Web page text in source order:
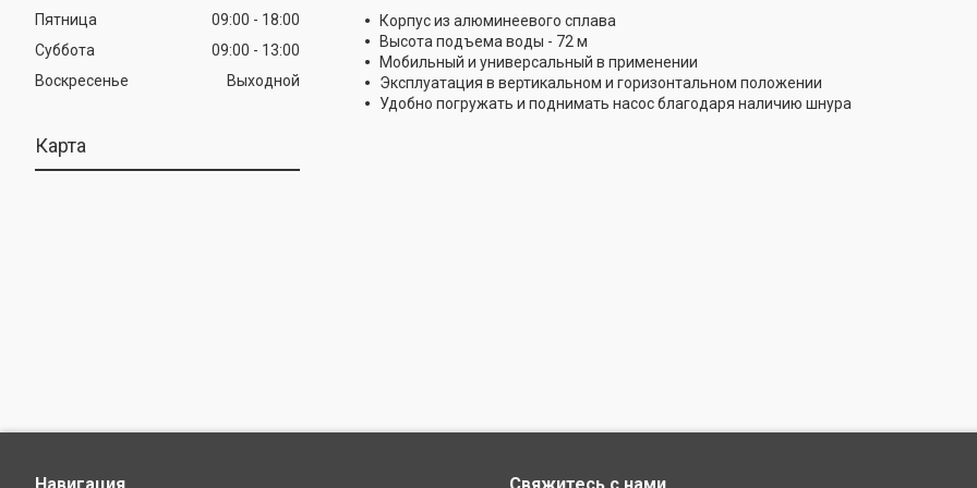
Пятница
09:00
18:00
Суббота
09:00
13:00
Воскресенье
Выходной
Карта
Корпус из алюминеевого сплава
Высота подъема воды - 72 м
Мобильный и универсальный в применении
Эксплуатация в вертикальном и горизонтальном положении
Удобно погружать и поднимать насос благодаря наличию шнура